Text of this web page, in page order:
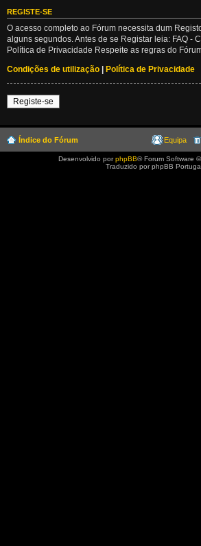
REGISTE-SE
O acesso completo ao Fórum necessita dum
alguns segundos. Antes de se Registar leia: FAQ -
Política de Privacidade Respeite as regras do
Condições de utilização | Política de Privacidade
Registe-se
Índice do Fórum Equipa
Desenvolvido porphpBB® Forum Software
Traduzido por phpBB